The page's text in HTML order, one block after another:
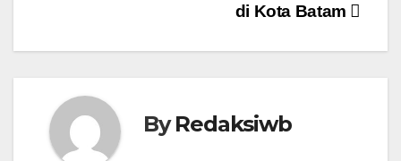
di Kota Batam
ByRedaksiwb